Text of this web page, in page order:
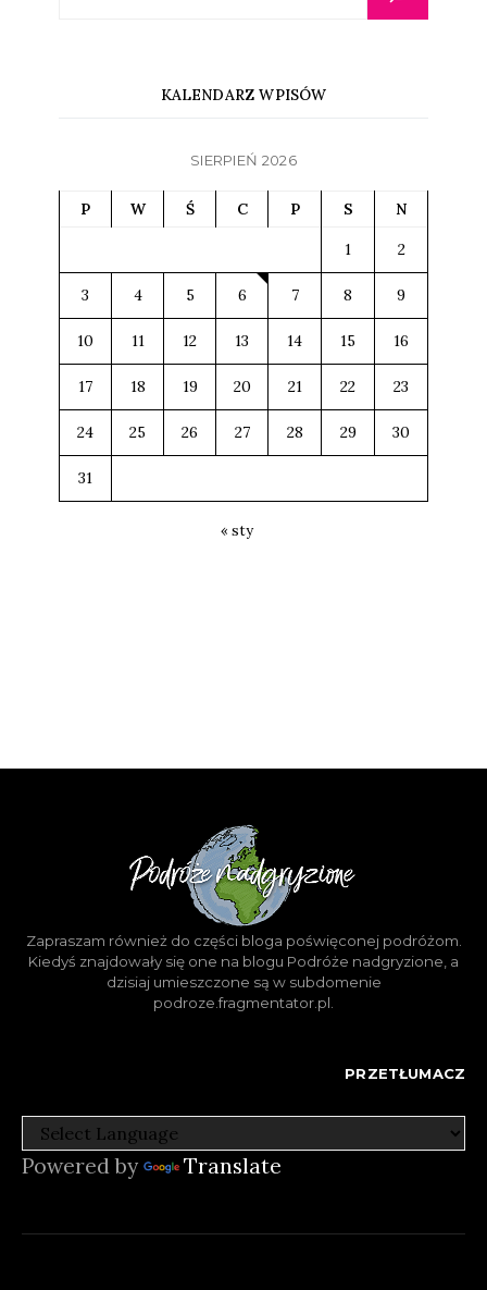
KALENDARZ WPISÓW
SIERPIEŃ 2026
P W Ś C P S N
1 2
3 4 5 6 7 8 9
10 11 12 13 14 15 16
17 18 19 20 21 22 23
24 25 26 27 28 29 30
31
« sty
Zapraszam również do części bloga poświęconej podróżom.
Kiedyś znajdowały się one na blogu Podróże nadgryzione, a
dzisiaj umieszczone są w subdomenie
podroze.fragmentator.pl.
PRZETŁUMACZ
Powered by Translate